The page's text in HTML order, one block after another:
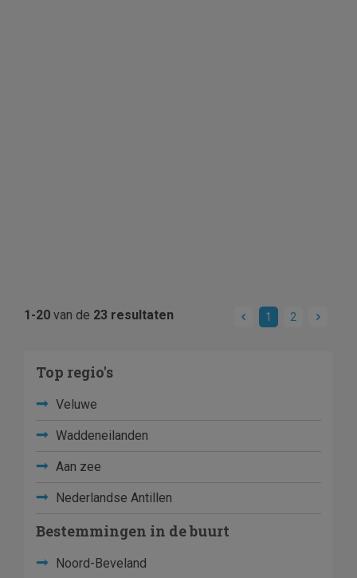
1-20 van de 23 resultaten 1 2
Top regio's
Veluwe
Waddeneilanden
Aan zee
Nederlandse Antillen
Bestemmingen in de buurt
Noord-Beveland